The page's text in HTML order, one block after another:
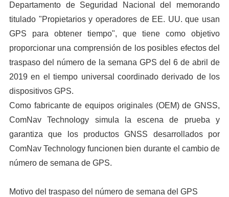
Departamento de Seguridad Nacional del memorando
titulado "Propietarios y operadores de EE. UU. que usan
GPS para obtener tiempo", que tiene como objetivo
proporcionar una comprensión de los posibles efectos del
traspaso del número de la semana GPS del 6 de abril de
2019 en el tiempo universal coordinado derivado de los
dispositivos GPS.
Como fabricante de equipos originales (OEM) de GNSS,
ComNav Technology simula la escena de prueba y
garantiza que los productos GNSS desarrollados por
ComNav Technology funcionen bien durante el cambio de
número de semana de GPS.
Motivo del traspaso del número de semana del GPS